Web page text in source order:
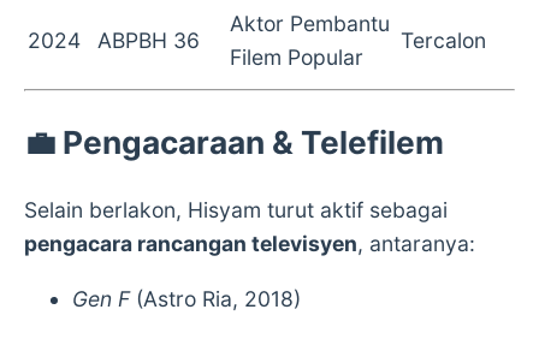
2024 ABPBH 36
Aktor Pembantu
Filem Popular
Tercalon
💼 Pengacaraan & Telefilem
Selain berlakon, Hisyam turut aktif sebagai
pengacara rancangan televisyen, antaranya:
Gen F(Astro Ria, 2018)